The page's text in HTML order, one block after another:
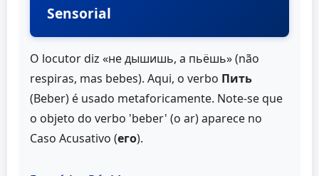
Sensorial
O locutor diz «не дышишь, а пьёшь» (não
respiras, mas bebes). Aqui, o verbo Пить
(Beber) é usado metaforicamente. Note-se que
o objeto do verbo 'beber' (o ar) aparece no
Caso Acusativo (его).